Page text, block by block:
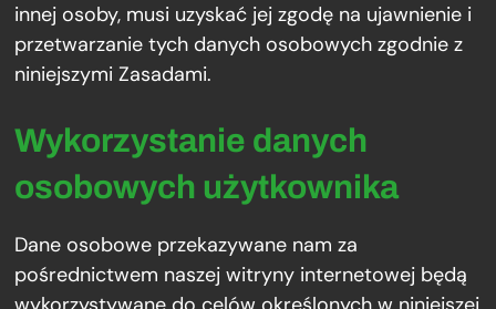
innej osoby, musi uzyskać jej zgodę na ujawnienie i
przetwarzanie tych danych osobowych zgodnie z
niniejszymi Zasadami.
Wykorzystanie danych
osobowych użytkownika
Dane osobowe przekazywane nam za
pośrednictwem naszej witryny internetowej będą